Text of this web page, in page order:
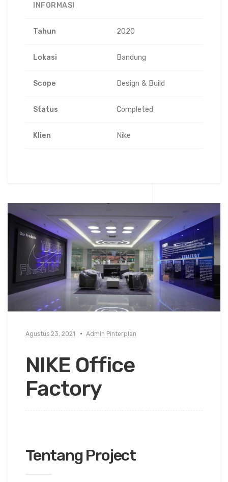
INFORMASI
Tahun 2020
Lokasi Bandung
Scope Design & Build
Status Completed
Klien Nike
Agustus 23, 2021 Admin Pinterplan
NIKE Office
Factory
Tentang Project